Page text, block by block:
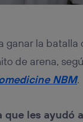
ganar la batalla
de arena,
NBM.
les ayudó